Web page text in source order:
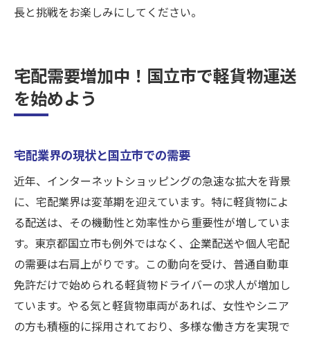
長と挑戦をお楽しみにしてください。
宅配需要増加中！国立市で軽貨物運送
を始めよう
宅配業界の現状と国立市での需要
近年、インターネットショッピングの急速な拡大を背景
に、宅配業界は変革期を迎えています。特に軽貨物によ
る配送は、その機動性と効率性から重要性が増していま
す。東京都国立市も例外ではなく、企業配送や個人宅配
の需要は右肩上がりです。この動向を受け、普通自動車
免許だけで始められる軽貨物ドライバーの求人が増加し
ています。やる気と軽貨物車両があれば、女性やシニア
の方も積極的に採用されており、多様な働き方を実現で